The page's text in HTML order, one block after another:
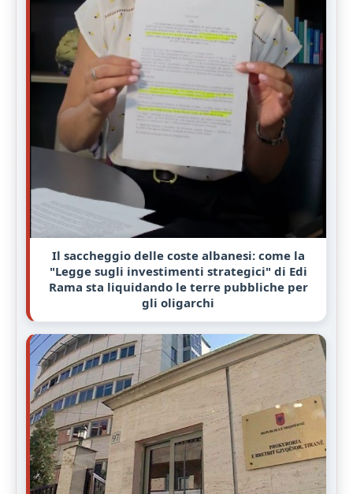
Il saccheggio delle coste albanesi: come la
"Legge sugli investimenti strategici" di Edi
Rama sta liquidando le terre pubbliche per
gli oligarchi